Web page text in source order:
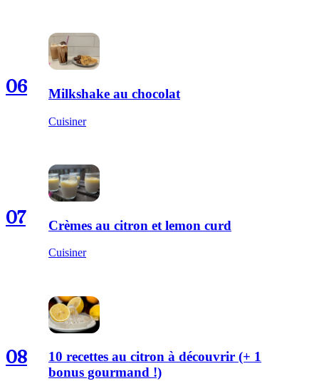
06 Milkshake au chocolat
Cuisiner
07 Crèmes au citron et lemon curd
Cuisiner
08
10 recettes au citron à découvrir (+ 1
bonus gourmand !)